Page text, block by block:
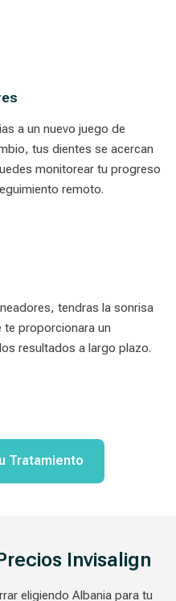
a un nuevo juego de
tus dientes se acercan
monitorear tu progreso
remoto.
tendras la sonrisa
te proporcionara un
resultados a largo plazo.
Tratamiento
Invisalign
eligiendo Albania para tu